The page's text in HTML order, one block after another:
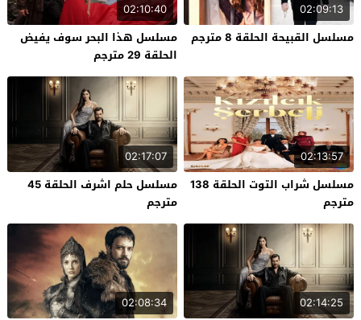
02:09:13
مسلسل القبيحة الحلقة 8 مترجم
02:10:40
مسلسل هذا البحر سوف يفيض
الحلقة 29 مترجم
02:13:57
مسلسل شراب التوت الحلقة 138
مترجم
02:17:07
مسلسل حلم اشرف الحلقة 45
مترجم
02:14:25
02:08:34